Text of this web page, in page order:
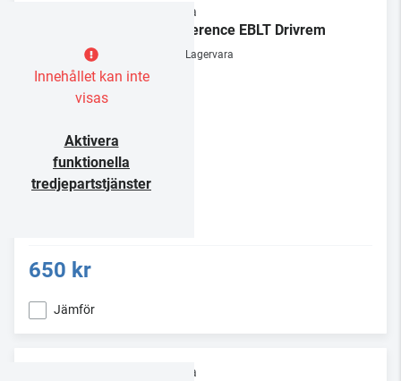
Innehållet kan inte
visas
Aktivera
funktionella
tredjepartstjänster
Rega
Reference EBLT Drivrem
Lagervara
650 kr
Jämför
Rega